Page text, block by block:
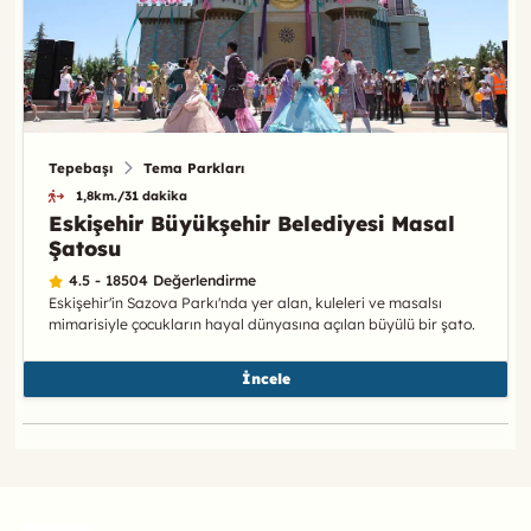
Tepebaşı Tema Parkları
1,8km./31 dakika
Eskişehir Büyükşehir Belediyesi Masal
Şatosu
4.5 - 18504 Değerlendirme
Eskişehir'in Sazova Parkı'nda yer alan, kuleleri ve masalsı
mimarisiyle çocukların hayal dünyasına açılan büyülü bir şato.
İncele